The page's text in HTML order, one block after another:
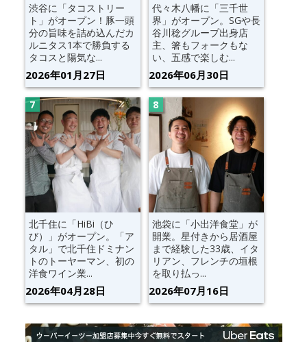
渋谷に「タコストリー
ト」がオープン！豚一頭
分の旨味を詰め込んだカ
ルニタス1本で勝負する
タコスと陽気な...
2026年01月27日
代々木八幡に「三千世
界」がオープン。SGや長
谷川稔グループ出身店
主、箸もフォークもな
い、五感で楽しむ...
2026年06月30日
北千住に「HiBi（ひ
び）」がオープン。「ア
タル」で北千住ドミナン
トのトーヤーマン、初の
洋食ワイン業...
2026年04月28日
池袋に「小出洋食堂」が
開業。星付きから居酒屋
まで経験した33歳、イタ
リアン、フレンチの垣根
を取り払っ...
2026年07月16日